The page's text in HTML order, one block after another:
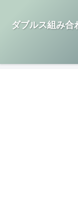
ダブルス組み